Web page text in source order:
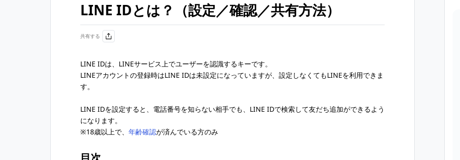
LINE IDとは？（設定／確認／共有方法）​
共有する
LINE IDは、LINEサービス上でユーザーを認識するキーです。
LINEアカウントの登録時はLINE IDは未設定になっていますが、設定しなくてもLINEを利用できま
す。
LINE IDを設定すると、電話番号を知らない相手でも、LINE IDで検索して友だち追加ができるよう
になります。
※18歳以上で、 年齢確認が済んでいる方のみ